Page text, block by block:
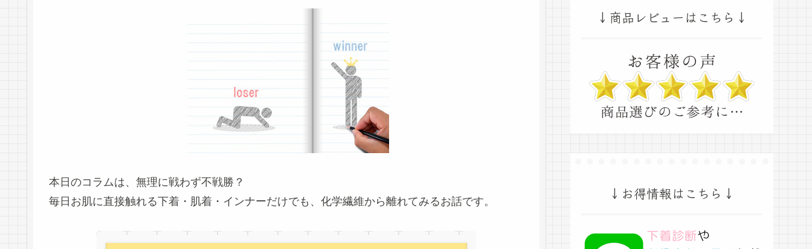
本日のコラムは、無理に戦わず不戦勝？
毎日お肌に直接触れる下着・肌着・インナーだけでも、化学繊維から離れてみるお話です。
↓商品レビューはこちら↓
↓お得情報はこちら↓